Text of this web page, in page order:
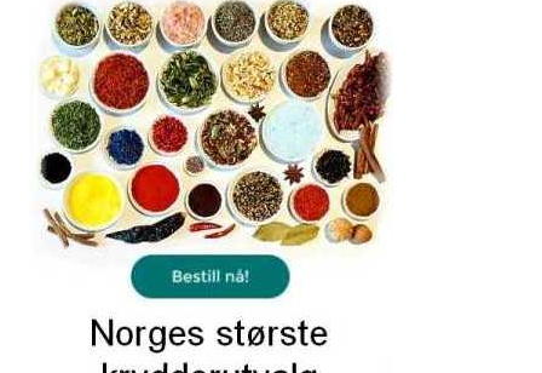
Quatre épices
Rosépepper
Salvie
Sar (bønneurt)
Selleriblader
Smaken av skog
Tomatflak